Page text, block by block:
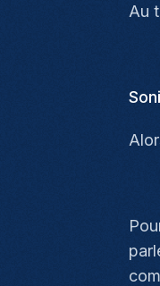
Au